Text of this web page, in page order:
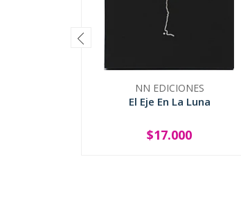
NN EDICIONES
El Eje En La Luna
+
$17.000